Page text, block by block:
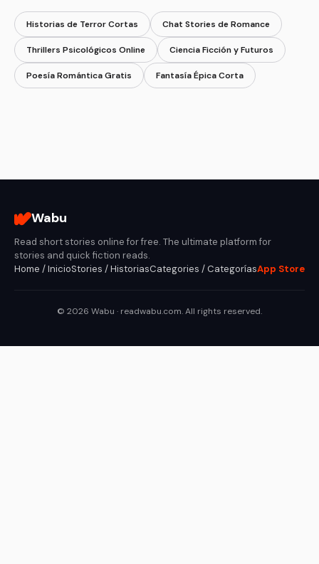
Historias de Terror Cortas Chat Stories de Romance
Thrillers Psicológicos Online Ciencia Ficción y Futuros
Poesía Romántica Gratis Fantasía Épica Corta
Wabu
Read short stories online for free. The ultimate platform for
stories and quick fiction reads.
Home / InicioStories / HistoriasCategories / CategoríasApp Store
© 2026 Wabu · readwabu.com. All rights reserved.